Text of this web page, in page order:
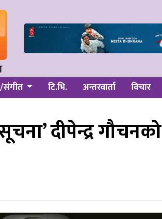
संगीत टि.भि. अन्तरवार्ता विचार
दीपेन्द्र गौचनको